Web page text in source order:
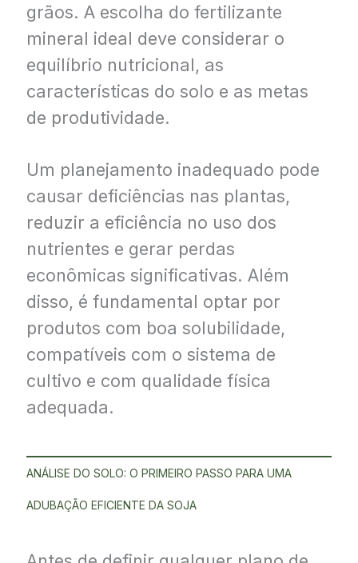
grãos. A escolha do fertilizante
mineral ideal deve considerar o
equilíbrio nutricional, as
características do solo e as metas
de produtividade.
Um planejamento inadequado pode
causar deficiências nas plantas,
reduzir a eficiência no uso dos
nutrientes e gerar perdas
econômicas significativas. Além
disso, é fundamental optar por
produtos com boa solubilidade,
compatíveis com o sistema de
cultivo e com qualidade física
adequada.
ANÁLISE DO SOLO: O PRIMEIRO PASSO PARA UMA
ADUBAÇÃO EFICIENTE DA SOJA